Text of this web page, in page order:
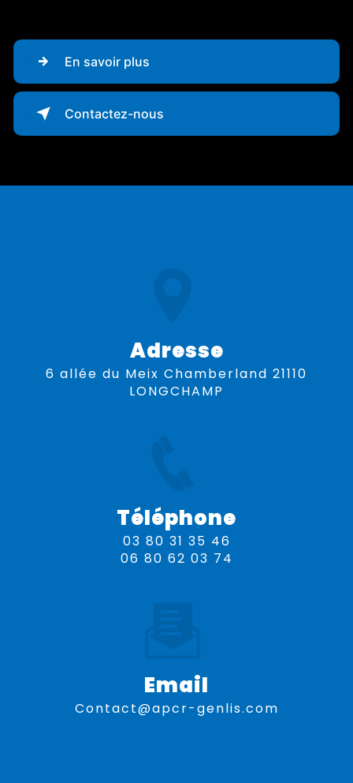
En savoir plus
Contactez-nous
Adresse
6 allée du Meix Chamberland 21110
LONGCHAMP
Téléphone
03 80 31 35 46
06 80 62 03 74
Email
contact@apcr-genlis.com